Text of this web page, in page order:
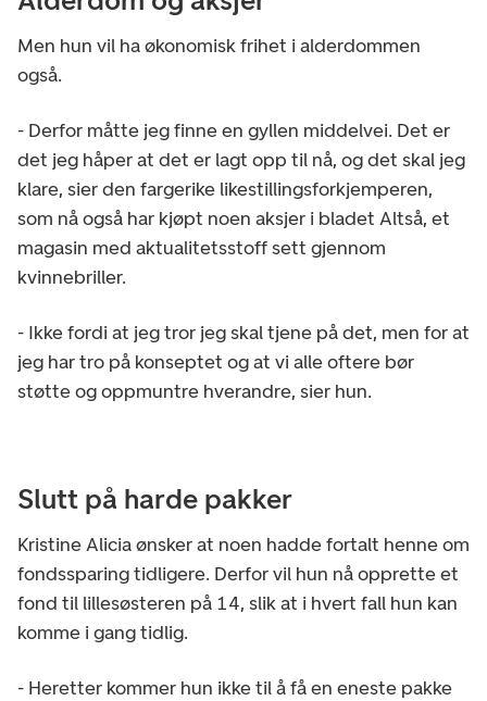
Men hun vil ha økonomisk frihet i alderdommen
også.
- Derfor måtte jeg finne en gyllen middelvei. Det er
det jeg håper at det er lagt opp til nå, og det skal jeg
klare, sier den fargerike likestillingsforkjemperen,
som nå også har kjøpt noen aksjer i bladet Altså, et
magasin med aktualitetsstoff sett gjennom
kvinnebriller.
- Ikke fordi at jeg tror jeg skal tjene på det, men for at
jeg har tro på konseptet og at vi alle oftere bør
støtte og oppmuntre hverandre, sier hun.
Slutt på harde pakker
Kristine Alicia ønsker at noen hadde fortalt henne om
fondssparing tidligere. Derfor vil hun nå opprette et
fond til lillesøsteren på 14, slik at i hvert fall hun kan
komme i gang tidlig.
- Heretter kommer hun ikke til å få en eneste pakke